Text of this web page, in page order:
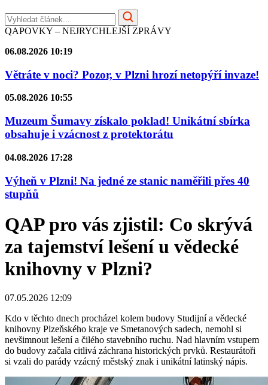
QAPOVKY – NEJRYCHLEJŠÍ ZPRÁVY
06.08.2026 10:19
Větráte v noci? Pozor, v Plzni hrozí netopýří invaze!
05.08.2026 10:55
Muzeum Šumavy získalo poklad! Unikátní sbírka
obsahuje i vzácnost z protektorátu
04.08.2026 17:28
Výheň v Plzni! Na jedné ze stanic naměřili přes 40
stupňů
QAP pro vás zjistil: Co skrývá
za tajemství lešení u vědecké
knihovny v Plzni?
07.05.2026 12:09
Kdo v těchto dnech procházel kolem budovy Studijní a vědecké
knihovny Plzeňského kraje ve Smetanových sadech, nemohl si
nevšimnout lešení a čilého stavebního ruchu. Nad hlavním vstupem
do budovy začala citlivá záchrana historických prvků. Restaurátoři
si vzali do parády vzácný městský znak i unikátní latinský nápis.